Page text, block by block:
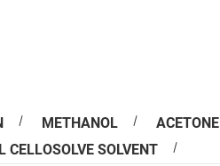
METHANOL ACETONE
CELLOSOLVE SOLVENT
và hiện đại